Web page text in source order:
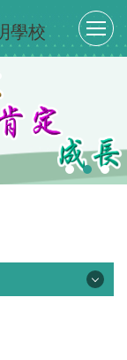
學校